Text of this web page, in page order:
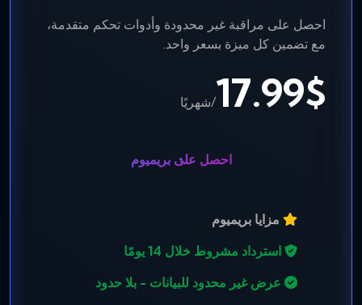
احصل على مراقبة غير محدودة وأدوات تحكم متقدمة،
مع تضمين كل ميزة بسعر واحد.
17.99$/شهريًا
احصل على بريميوم
مزايا بريميوم
استرداد مشروط خلال 14 يومًا
عرض غير محدود للبيانات - بلا حدود